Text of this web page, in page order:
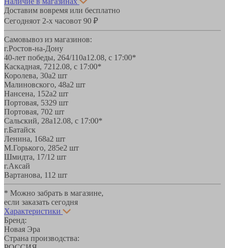
Доставим вовремя или бесплатно
Сегодняот 2-х часовот 90 ₽
Самовывоз из магазинов:
г.Ростов-на-Дону
40-лет победы, 264/110а12.08, с 17:00*
Каскадная, 7212.08, с 17:00*
Королева, 30а2 шт
Малиновского, 48а2 шт
Нансена, 152а2 шт
Портовая, 5329 шт
Портовая, 702 шт
Сальский, 28a12.08, с 17:00*
г.Батайск
Ленина, 168а2 шт
М.Горького, 285е2 шт
Шмидта, 17/1 2 шт
г.Аксай
Вартанова, 11 2 шт
* Можно забрать в магазине,
если заказать сегодня
Характеристики
Бренд:
Новая Эра
Страна производства: